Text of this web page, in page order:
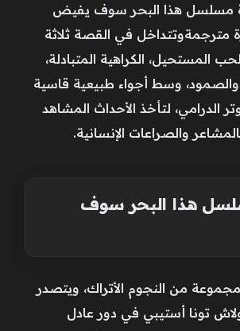
مسلسل هذا البحر سوف يفيض
الأخيرة مترجمةوتتداخل في القصة ثلاثة
المستحيل، الكراهية المتبادلة،
والصمود، وسط أجواء طبيعية قاسية
الدرامي، لتأخذ الأحداث المشاهد
والصراعات الإنسانية.
هذا البحر سوف
من النجوم الأتراك، ويتصدر
تونا أستيبي في دور عادل